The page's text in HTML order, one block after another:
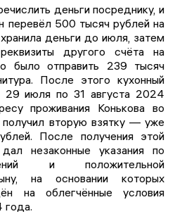
деньги посреднику, и
перевёл 500 тысяч рублей на
деньги до июля, затем
другого счёта на
было отправить 239 тысяч
После этого кухонный
29 июля по 31 августа 2024
проживания Конькова во
вторую взятку — уже
После получения этой
незаконные указания по
и положительной
на основании которых
на облегчённые условия
года.